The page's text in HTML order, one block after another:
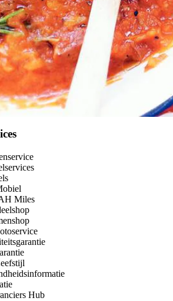
Miles
Hub